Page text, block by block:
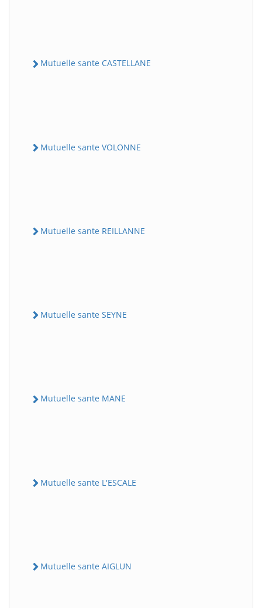
Mutuelle sante CASTELLANE
Mutuelle sante VOLONNE
Mutuelle sante REILLANNE
Mutuelle sante SEYNE
Mutuelle sante MANE
Mutuelle sante L'ESCALE
Mutuelle sante AIGLUN